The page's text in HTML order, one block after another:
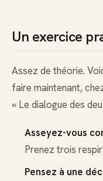
Un exercice
Assez de théorie.
faire maintenant,
« Le dialogue des
Asseyez-vous
Prenez trois
Pensez à une